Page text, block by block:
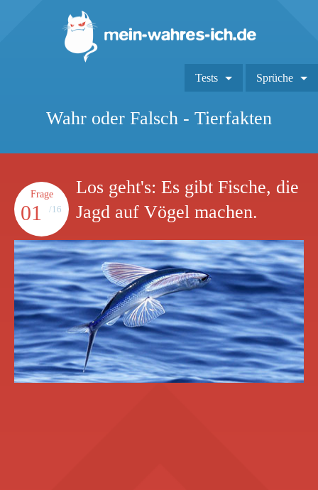
Tests Sprüche
Wahr oder Falsch - Tierfakten
Frage
01 /16
Los geht's: Es gibt Fische, die
Jagd auf Vögel machen.